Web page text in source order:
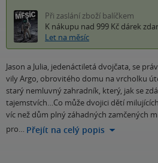
Při zaslání zboží balíčkem
K nákupu nad 999 Kč dárek
Let na měsíc
Jason a Julia, jedenáctiletá dvojčata, se
vily Argo, obrovitého domu na vrcholku
starý nemluvný zahradník, který, jak se
tajemstvích…Co může dvojici dětí
víc než dům plný záhadných zamčených
pro… Přejít na celý popis